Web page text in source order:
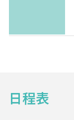
日程表